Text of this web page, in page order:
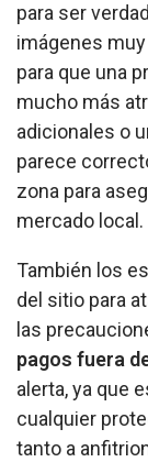
para ser
imágenes
para que una
mucho más
adicionales o
parece
zona para
mercado local.
También los
del sitio para
las
pagos fuera
alerta, ya que
cualquier
tanto a